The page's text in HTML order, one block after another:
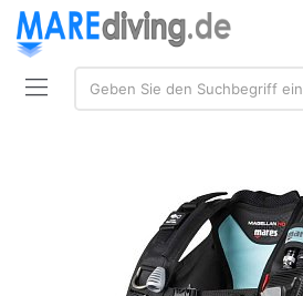
Suche:
Geben Sie den Suchbegriff ein